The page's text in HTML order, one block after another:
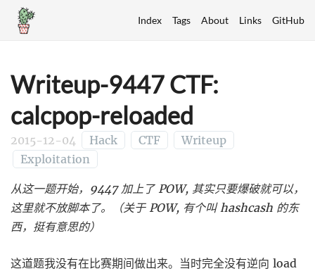
Index Tags About Links GitHub
Writeup-9447 CTF:
calcpop-reloaded
2015-12-04 Hack CTF
Writeup
Exploitation
从这一题开始，9447 加上了 POW, 其实只要爆破就可以，
这里就不放脚本了。（关于 POW, 有个叫 hashcash 的东
西，挺有意思的）
这道题我没有在比赛期间做出来。当时完全没有逆向 load